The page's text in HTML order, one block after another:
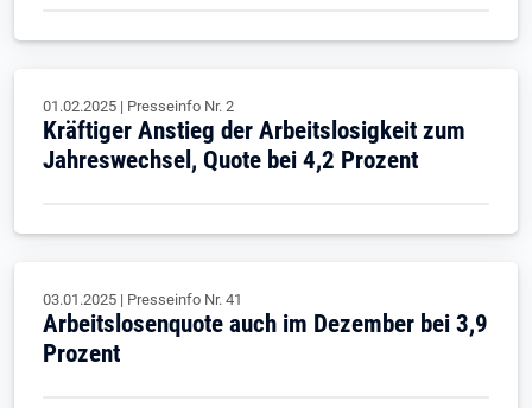
01.02.2025 | Presseinfo Nr. 2
Kräftiger Anstieg der Arbeitslosigkeit zum
Jahreswechsel, Quote bei 4,2 Prozent
03.01.2025 | Presseinfo Nr. 41
Arbeitslosenquote auch im Dezember bei 3,9
Prozent